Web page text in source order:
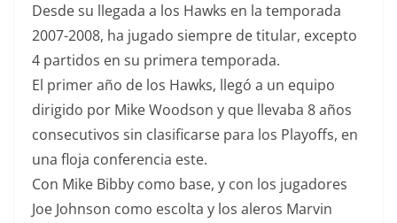
Desde su llegada a los Hawks en la temporada
2007-2008, ha jugado siempre de titular, excepto
4 partidos en su primera temporada.
El primer año de los Hawks, llegó a un equipo
dirigido por Mike Woodson y que llevaba 8 años
consecutivos sin clasificarse para los Playoffs, en
una floja conferencia este.
Con Mike Bibby como base, y con los jugadores
Joe Johnson como escolta y los aleros Marvin